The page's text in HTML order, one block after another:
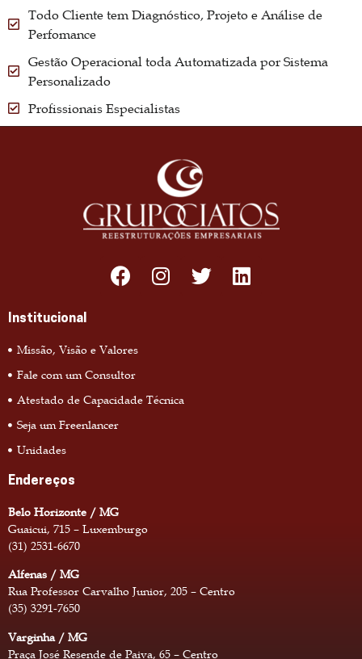
Todo Cliente tem Diagnóstico, Projeto e Análise de
Perfomance
Gestão Operacional toda Automatizada por Sistema
Personalizado
Profissionais Especialistas
Institucional
Missão, Visão e Valores
Fale com um Consultor
Atestado de Capacidade Técnica
Seja um Freenlancer
Unidades
Endereços
Belo Horizonte / MG
Guaicui, 715 – Luxemburgo
(31) 2531-6670
Alfenas / MG
Rua Professor Carvalho Junior, 205 – Centro
(35) 3291-7650
Varginha / MG
Praça José Resende de Paiva, 65 – Centro